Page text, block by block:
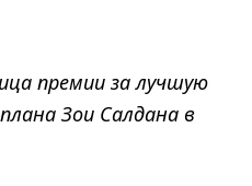
премии за лучшую
Зои Салдана в